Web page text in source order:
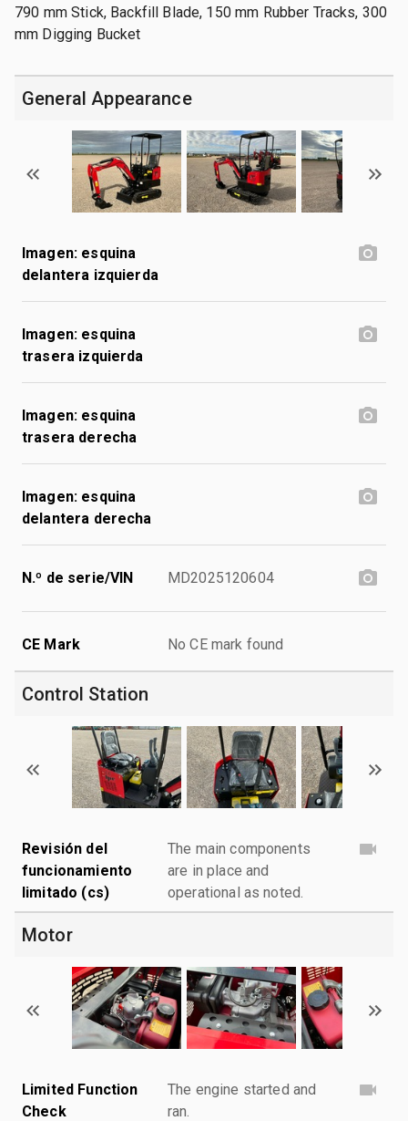
790 mm Stick, Backfill Blade, 150 mm Rubber Tracks, 300
mm Digging Bucket
General Appearance
Imagen: esquina
delantera izquierda
Imagen: esquina
trasera izquierda
Imagen: esquina
trasera derecha
Imagen: esquina
delantera derecha
N.º de serie/VIN MD2025120604
CE Mark No CE mark found
Control Station
Revisión del
funcionamiento
limitado (cs)
The main components
are in place and
operational as noted.
Motor
Limited Function
Check
The engine started and
ran.